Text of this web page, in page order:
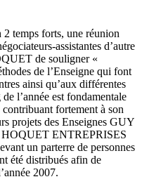
2 temps forts, une réunion
assistantes d’autre
de souligner «
de l’Enseigne qui font
ainsi qu’aux différentes
l’année est fondamentale
fortement à son
projets des Enseignes GUY
ENTREPRISES
un parterre de personnes
été distribués afin de
2007.